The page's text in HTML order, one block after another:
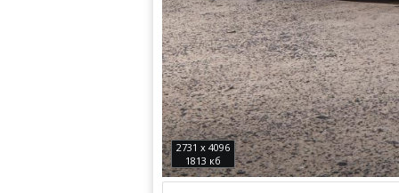
2731 x 4096
1813 кб